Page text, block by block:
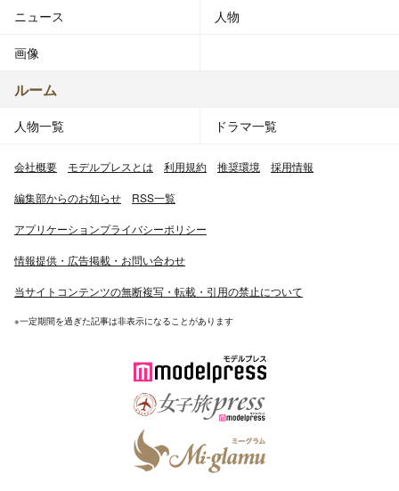
ニュース 人物
画像
ルーム
人物一覧 ドラマ一覧
会社概要 モデルプレスとは 利用規約 推奨環境 採用情報
編集部からのお知らせ RSS一覧
アプリケーションプライバシーポリシー
情報提供・広告掲載・お問い合わせ
当サイトコンテンツの無断複写・転載・引用の禁止について
※一定期間を過ぎた記事は非表示になることがあります